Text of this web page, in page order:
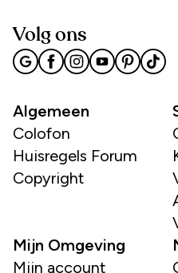
Volg ons
Algemeen
Colofon
Huisregels Forum
Copyright
Mijn Omgeving
Mijn account